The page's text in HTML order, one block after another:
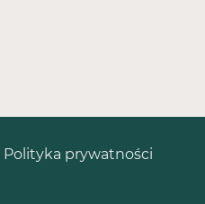
Polityka prywatności